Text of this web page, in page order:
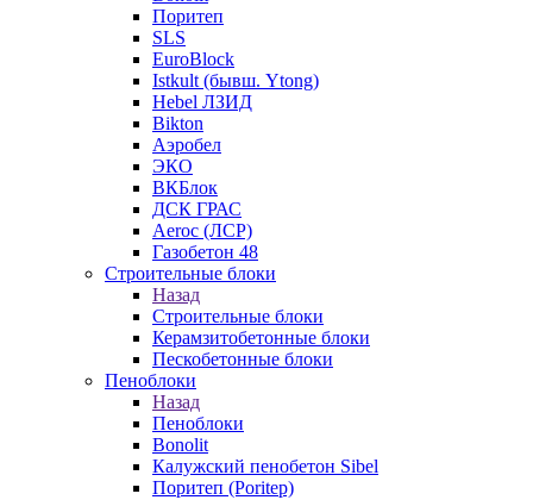
Поритеп
SLS
EuroBlock
Istkult (бывш. Ytong)
Hebel ЛЗИД
Bikton
Аэробел
ЭКО
ВКБлок
ДСК ГРАС
Aeroc (ЛСР)
Газобетон 48
Строительные блоки
Назад
Строительные блоки
Керамзитобетонные блоки
Пескобетонные блоки
Пеноблоки
Назад
Пеноблоки
Bonolit
Калужский пенобетон Sibel
Поритеп (Poritep)